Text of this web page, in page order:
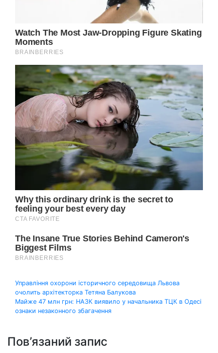
Навігація
записів
Управління охорони історичного середовища Львова
очолить архітекторка Тетяна Балукова
Майже 47 млн грн: НАЗК виявило у начальника ТЦК в Одесі
ознаки незаконного збагачення
Пов’язаний запис